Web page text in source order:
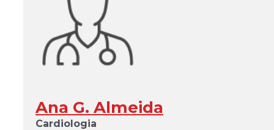
Ana G. Almeida
Cardiologia